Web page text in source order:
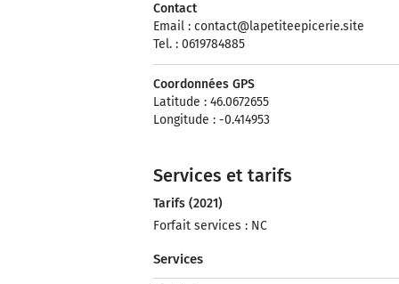
Contact
Email : contact@lapetiteepicerie.site
Tel. : 0619784885
Coordonnées GPS
Latitude : 46.0672655
Longitude : -0.414953
Services et tarifs
Tarifs (2021)
Forfait services : NC
Services